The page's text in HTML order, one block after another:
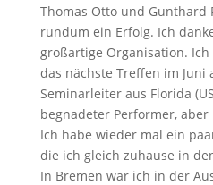
Thomas Otto und Gunthard
rundum ein Erfolg. Ich
großartige Organisation.
das nächste Treffen im Juni
Seminarleiter aus Florida
begnadeter Performer,
Ich habe wieder mal ein
die ich gleich zuhause in
In Bremen war ich in der